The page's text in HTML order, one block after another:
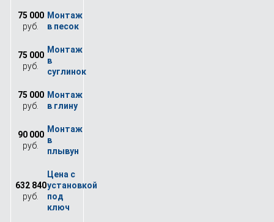
75 000
руб.
75 000
руб.
75 000
руб.
90 000
руб.
632 840
руб.